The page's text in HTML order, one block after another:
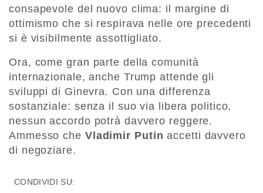
consapevole del nuovo clima: il margine di
ottimismo che si respirava nelle ore precedenti
si è visibilmente assottigliato.
Ora, come gran parte della comunità
internazionale, anche Trump attende gli
sviluppi di Ginevra. Con una differenza
sostanziale: senza il suo via libera politico,
nessun accordo potrà davvero reggere.
Ammesso che Vladimir Putin accetti davvero
di negoziare.
CONDIVIDI SU: